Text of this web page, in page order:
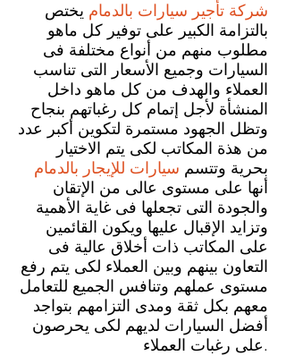
شركة تأجير سيارات بالدمام يختص
بالتزامة الكبير على توفير كل ماهو
مطلوب منهم من أنواع مختلفة فى
السيارات وجميع الأسعار التى تناسب
العملاء والهدف من كل ماهو داخل
المنشأة لأجل إتمام كل رغباتهم بنجاح
وتظل الجهود مستمرة لتكوين أكبر عدد
من هذة المكاتب لكى يتم الاختيار
بحرية وتتسم سيارات للإيجار بالدمام
أنها على مستوى عالى من الإتقان
والجودة التى تجعلها فى غاية الأهمية
وتزايد الإقبال عليها ويكون القائمين
على المكاتب ذات أخلاق عالية فى
التعاون بينهم وبين العملاء لكى يتم رفع
مستوى عملهم وتنافس الجميع للتعامل
معهم بكل ثقة ومدى التزامهم بتواجد
أفضل السيارات لديهم لكى يحرصون
على رغبات العملاء.